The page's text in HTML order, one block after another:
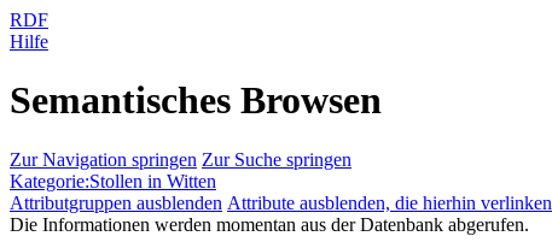
RDF
Hilfe
Semantisches Browsen
Zur Navigation springen Zur Suche springen
Kategorie:Stollen in Witten
Attributgruppen ausblenden Attribute ausblenden, die hierhin verlinken
Die Informationen werden momentan aus der Datenbank abgerufen.